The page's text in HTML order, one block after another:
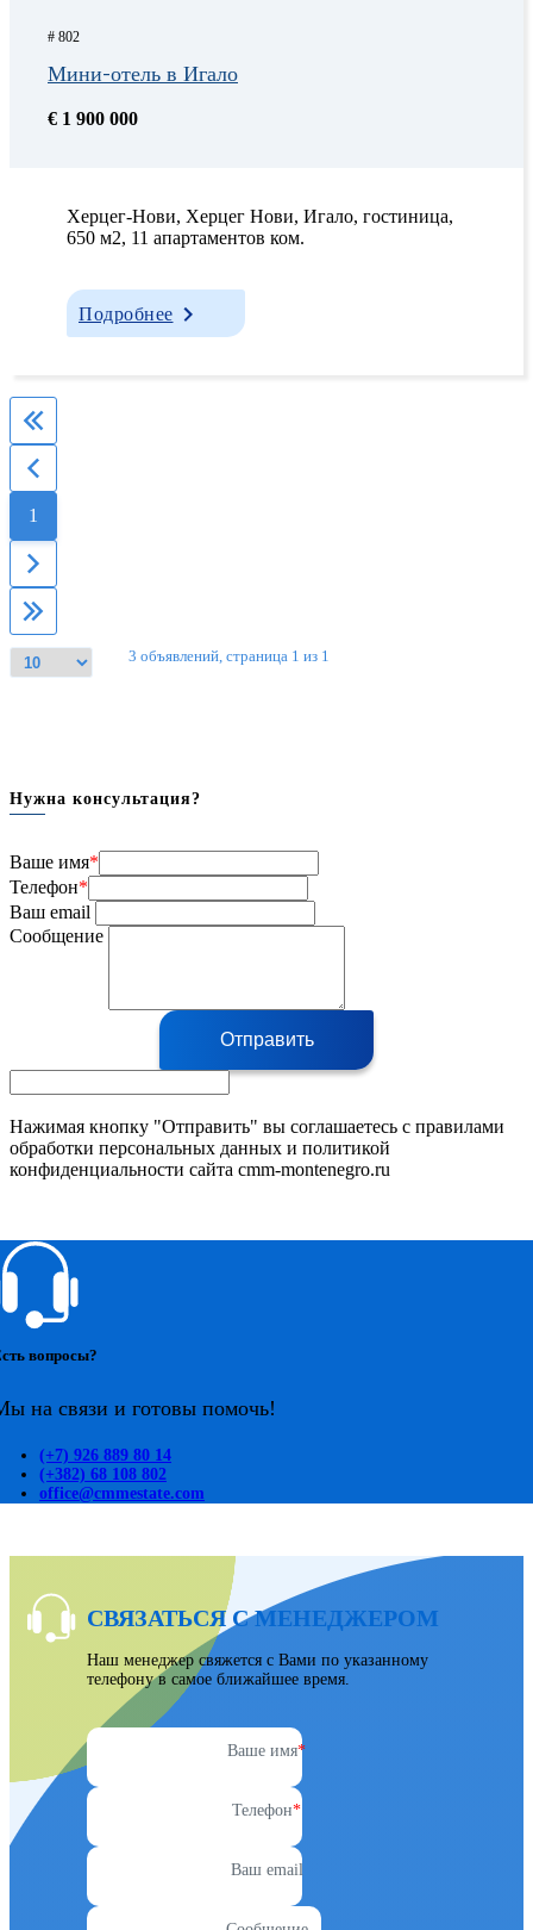
# 802
Мини-отель в Игало
€ 1 900 000
Херцег-Нови, Херцег Нови, Игало, гостиница,
650 м2, 11 апартаментов ком.
Подробнее
1
3 объявлений, страница 1 из 1
Нужна консультация?
Ваше имя*
Телефон*
Ваш email
Сообщение
Отправить
Нажимая кнопку "Отправить" вы соглашаетесь с правилами
обработки персональных данных и политикой
конфиденциальности сайта cmm-montenegro.ru
вопросы?
на связи и готовы помочь!
(+7) 926 889 80 14
(+382) 68 108 802
office@cmmestate.com
СВЯЗАТЬСЯ С МЕНЕДЖЕРОМ
Наш менеджер свяжется с Вами по указанному
телефону в самое ближайшее время.
Ваше имя*
Телефон*
Ваш email